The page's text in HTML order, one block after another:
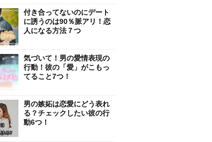
付き合ってないのにデート
に誘うのは90％脈アリ！恋
人になる方法７つ
気づいて！男の愛情表現の
行動！彼の「愛」がこもっ
てること7つ！
男の嫉妬は恋愛にどう表れ
る？チェックしたい彼の行
動6つ！